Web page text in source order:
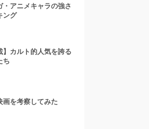
・アニメキャラの強さ
ング
】カルト的人気を誇る
ち
画を考察してみた